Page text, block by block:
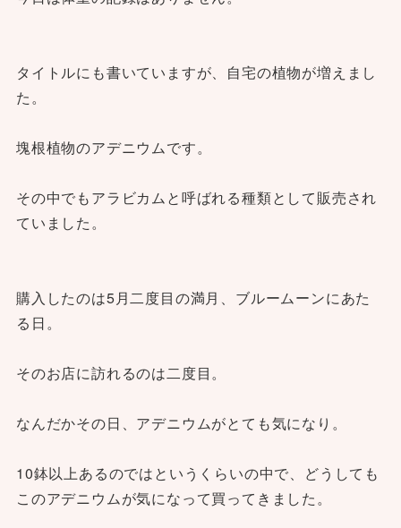
タイトルにも書いていますが、自宅の植物が増えまし
た。
塊根植物のアデニウムです。
その中でもアラビカムと呼ばれる種類として販売され
ていました。
購入したのは5月二度目の満月、ブルームーンにあた
る日。
そのお店に訪れるのは二度目。
なんだかその日、アデニウムがとても気になり。
10鉢以上あるのではというくらいの中で、どうしても
このアデニウムが気になって買ってきました。